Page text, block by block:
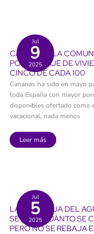
imparable
y
marca
junio
el
dato
más
alto
de
su
historia
Jul
9
2025
CANARIAS, LA
PORCENTAJE DE
CINCO DE CADA 100
Canarias ha sido en mayo
toda España con mayor
disponibles ofertado como
vacacional, nada menos
Canarias,
para
uso
turístico:
cinco
cada
100
Leer más
Jul
5
2025
LA PARADOJA DEL
SE SABE CUÁNTO SE
PERO NO SE REBAJA